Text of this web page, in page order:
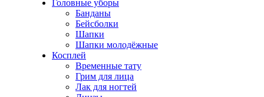
Головные уборы
Банданы
Бейсболки
Шапки
Шапки молодёжные
Косплей
Временные тату
Грим для лица
Лак для ногтей